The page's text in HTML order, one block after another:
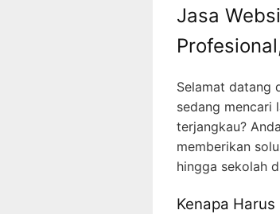
Jasa
Selamat datang
sedang mencari
terjangkau?
memberikan
hingga sekolah
Kenapa